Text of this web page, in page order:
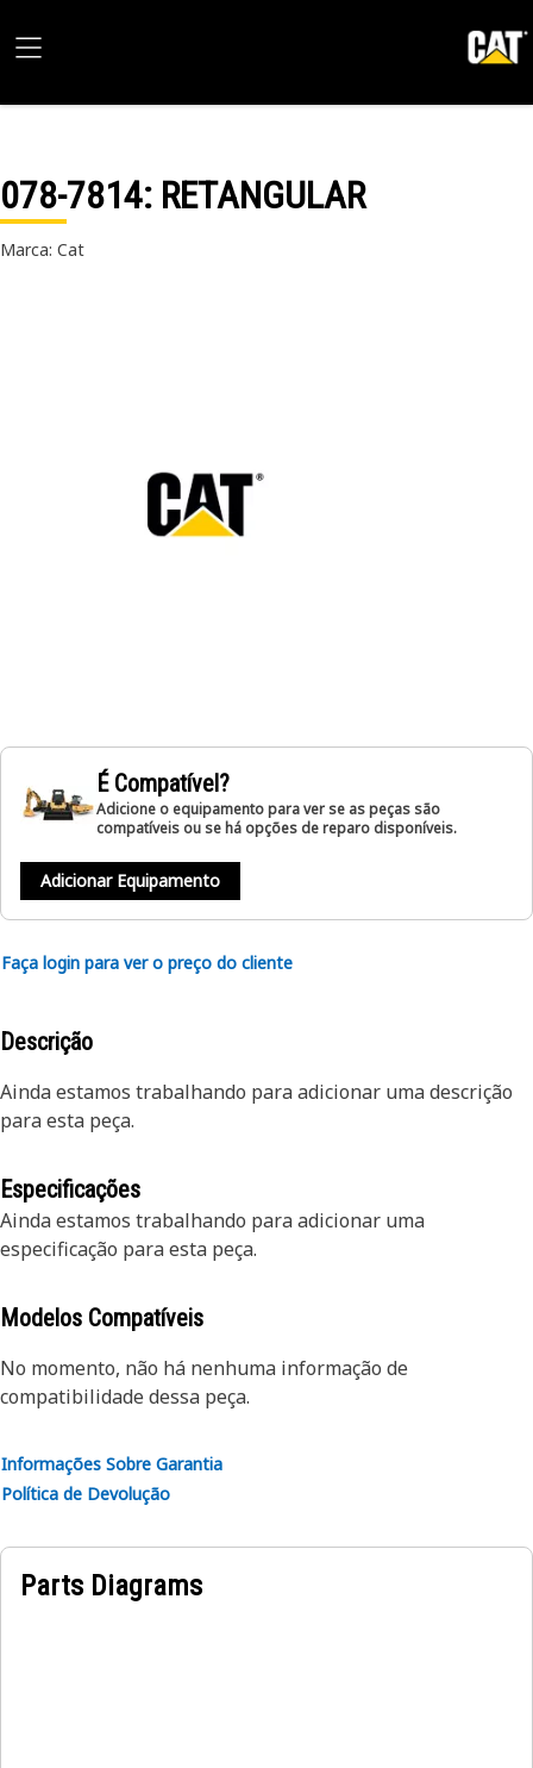
078-7814: RETANGULAR
Marca: Cat
É Compatível?
Adicione o equipamento para ver se as peças são
compatíveis ou se há opções de reparo disponíveis.
Adicionar Equipamento
Faça login para ver o preço do cliente
Descrição
Ainda estamos trabalhando para adicionar uma descrição
para esta peça.
Especificações
Ainda estamos trabalhando para adicionar uma
especificação para esta peça.
Modelos Compatíveis
No momento, não há nenhuma informação de
compatibilidade dessa peça.
Informações Sobre Garantia
Política de Devolução
Parts Diagrams